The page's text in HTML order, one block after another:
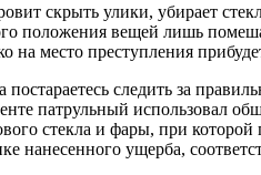
скрыть улики, убирает
положения вещей лишь
на место преступления
постараетесь следить за
патрульный использовал
стекла и фары, при
нанесенного ущерба,